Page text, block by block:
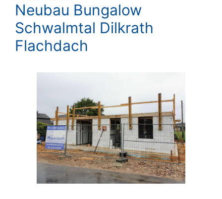
Neubau Bungalow
Schwalmtal Dilkrath
Flachdach